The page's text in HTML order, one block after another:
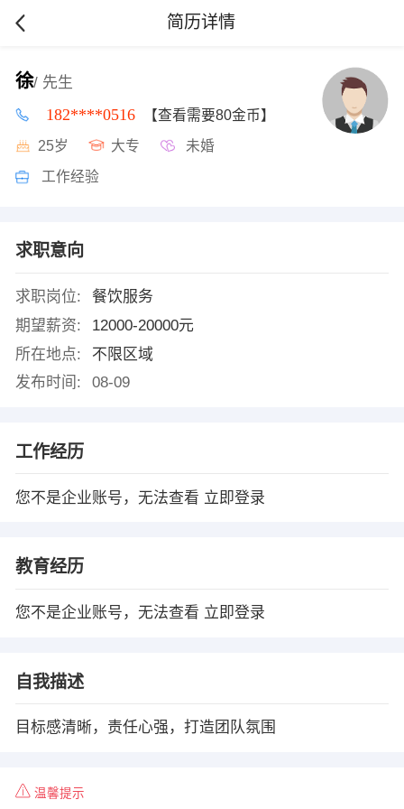
简历详情
徐/ 先生
182****0516 【查看需要80金币】
25岁 大专 未婚
工作经验
求职意向
求职岗位:
餐饮服务
期望薪资:
12000-20000元
所在地点:
不限区域
发布时间:
08-09
工作经历
您不是企业账号，无法查看 立即登录
教育经历
您不是企业账号，无法查看 立即登录
自我描述
目标感清晰，责任心强，打造团队氛围
温馨提示